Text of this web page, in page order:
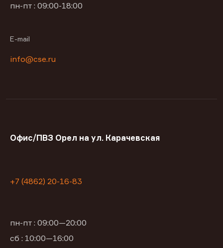
пн-пт : 09:00-18:00
E-mail
info@cse.ru
Офис/ПВЗ Орел на ул. Карачевская
+7 (4862) 20-16-83
пн-пт : 09:00—20:00
сб : 10:00—16:00